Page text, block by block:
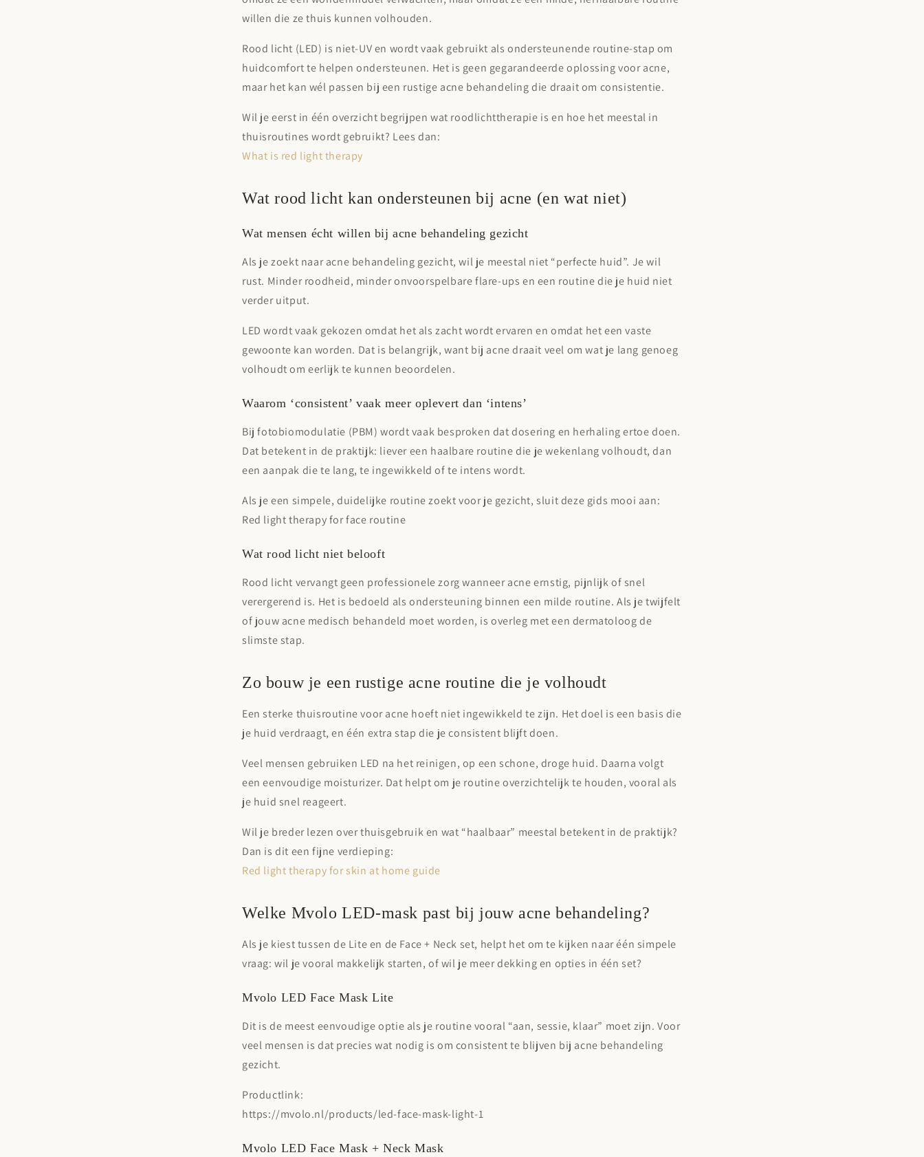
willen die ze thuis kunnen volhouden.
Rood licht (LED) is niet-UV en wordt vaak gebruikt als ondersteunende routine-stap om
huidcomfort te helpen ondersteunen. Het is geen gegarandeerde oplossing voor acne,
maar het kan wél passen bij een rustige acne behandelingdie draait om consistentie.
Wil je eerst in één overzicht begrijpen wat roodlichttherapie is en hoe het meestal in
thuisroutines wordt gebruikt? Lees dan:
What is red light therapy
Wat rood licht kan ondersteunen bij acne (en wat niet)
Wat mensen écht willen bij acne behandeling gezicht
Als je zoekt naaracne behandeling gezicht, wil je meestal niet “perfecte huid”. Je wil
rust. Minder roodheid, minder onvoorspelbare flare-ups en een routine die je huid niet
verder uitput.
LED wordt vaak gekozen omdat het als zacht wordt ervaren en omdat het een vaste
gewoonte kan worden. Dat is belangrijk, want bij acne draait veel om wat je lang genoeg
volhoudt om eerlijk te kunnen beoordelen.
Waarom ‘consistent’ vaak meer oplevert dan ‘intens’
Bij fotobiomodulatie (PBM) wordt vaak besproken dat dosering en herhaling ertoe doen.
Dat betekent in de praktijk: liever een haalbare routine die je wekenlang volhoudt, dan
een aanpak die te lang, te ingewikkeld of te intens wordt.
Als je een simpele, duidelijke routine zoekt voor je gezicht, sluit deze gids mooi aan:
Red light therapy for face routine
Wat rood licht niet belooft
Rood licht vervangt geen professionele zorg wanneer acne ernstig, pijnlijk of snel
verergerend is. Het is bedoeld als ondersteuning binnen een milde routine. Als je twijfelt
of jouw acne medisch behandeld moet worden, is overleg met een dermatoloog de
slimste stap.
Zo bouw je een rustige acne routine die je volhoudt
Een sterke thuisroutine voor acne hoeft niet ingewikkeld te zijn. Het doel is een basis die
je huid verdraagt, en één extra stap die je consistent blijft doen.
Veel mensen gebruiken LED na het reinigen, op een schone, droge huid. Daarna volgt
een eenvoudige moisturizer. Dat helpt om je routine overzichtelijk te houden, vooral als
je huid snel reageert.
Wil je breder lezen over thuisgebruik en wat “haalbaar” meestal betekent in de praktijk?
Dan is dit een fijne verdieping:
Red light therapy for skin at home guide
Welke Mvolo LED-mask past bij jouw acne behandeling?
Als je kiest tussen de Lite en de Face + Neck set, helpt het om te kijken naar één simpele
vraag: wil je vooral makkelijk starten, of wil je meer dekking en opties in één set?
Mvolo LED Face Mask Lite
Dit is de meest eenvoudige optie als je routine vooral “aan, sessie, klaar” moet zijn. Voor
veel mensen is dat precies wat nodig is om consistent te blijven bij acne behandeling
gezicht.
Productlink:
https://mvolo.nl/products/led-face-mask-light-1
Mvolo LED Face Mask + Neck Mask